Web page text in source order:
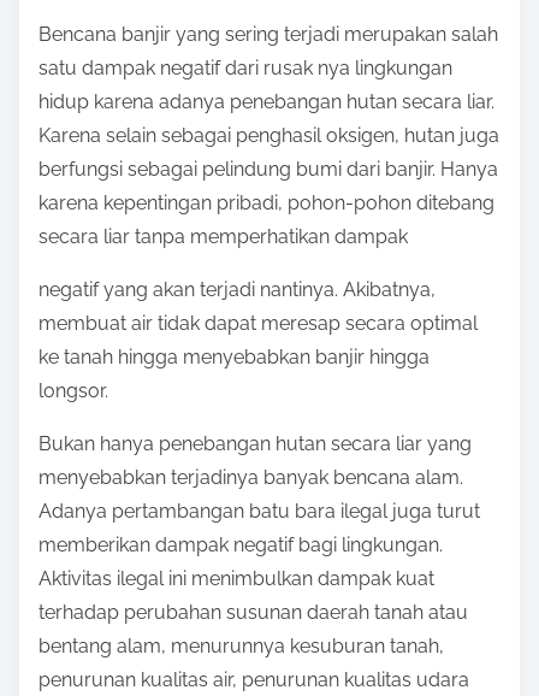
Bencana banjir yang sering terjadi merupakan salah
satu dampak negatif dari rusak nya lingkungan
hidup karena adanya penebangan hutan secara liar.
Karena selain sebagai penghasil oksigen, hutan juga
berfungsi sebagai pelindung bumi dari banjir. Hanya
karena kepentingan pribadi, pohon-pohon ditebang
secara liar tanpa memperhatikan dampak
negatif yang akan terjadi nantinya. Akibatnya,
membuat air tidak dapat meresap secara optimal
ke tanah hingga menyebabkan banjir hingga
longsor.
Bukan hanya penebangan hutan secara liar yang
menyebabkan terjadinya banyak bencana alam.
Adanya pertambangan batu bara ilegal juga turut
memberikan dampak negatif bagi lingkungan.
Aktivitas ilegal ini menimbulkan dampak kuat
terhadap perubahan susunan daerah tanah atau
bentang alam, menurunnya kesuburan tanah,
penurunan kualitas air, penurunan kualitas udara